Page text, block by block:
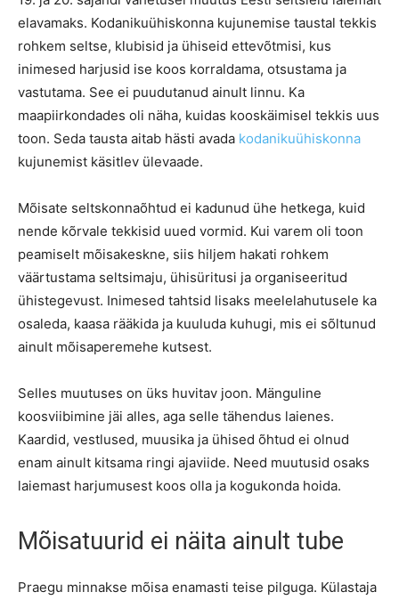
elavamaks. Kodanikuühiskonna kujunemise taustal tekkis
rohkem seltse, klubisid ja ühiseid ettevõtmisi, kus
inimesed harjusid ise koos korraldama, otsustama ja
vastutama. See ei puudutanud ainult linnu. Ka
maapiirkondades oli näha, kuidas kooskäimisel tekkis uus
toon. Seda tausta aitab hästi avada kodanikuühiskonna
kujunemist käsitlev ülevaade.
Mõisate seltskonnaõhtud ei kadunud ühe hetkega, kuid
nende kõrvale tekkisid uued vormid. Kui varem oli toon
peamiselt mõisakeskne, siis hiljem hakati rohkem
väärtustama seltsimaju, ühisüritusi ja organiseeritud
ühistegevust. Inimesed tahtsid lisaks meelelahutusele ka
osaleda, kaasa rääkida ja kuuluda kuhugi, mis ei sõltunud
ainult mõisaperemehe kutsest.
Selles muutuses on üks huvitav joon. Mänguline
koosviibimine jäi alles, aga selle tähendus laienes.
Kaardid, vestlused, muusika ja ühised õhtud ei olnud
enam ainult kitsama ringi ajaviide. Need muutusid osaks
laiemast harjumusest koos olla ja kogukonda hoida.
Mõisatuurid ei näita ainult tube
Praegu minnakse mõisa enamasti teise pilguga. Külastaja